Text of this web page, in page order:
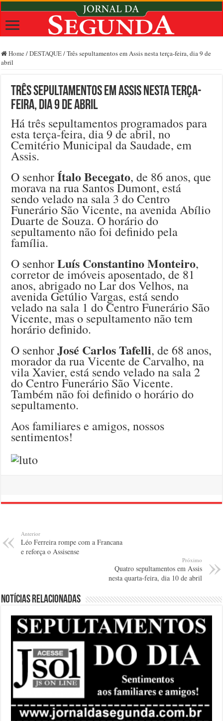
Home /DESTAQUE/Três sepultamentos em Assis nesta terça-feira, dia 9 de
abril
Três sepultamentos em Assis nesta terça-
feira, dia 9 de abril
Há três sepultamentos programados para
esta terça-feira, dia 9 de abril, no
Cemitério Municipal da Saudade, em
Assis.
O senhorÍtalo Becegato, de 86 anos, que
morava na rua Santos Dumont, está
sendo velado na sala 3 do Centro
Funerário São Vicente, na avenida Abílio
Duarte de Souza. O horário do
sepultamento não foi definido pela
família.
O senhorLuís Constantino Monteiro,
corretor de imóveis aposentado, de 81
anos, abrigado no Lar dos Velhos, na
avenida Getúlio Vargas, está sendo
velado na sala 1 do Centro Funerário São
Vicente, mas o sepultamento não tem
horário definido.
O senhorJosé Carlos Tafelli, de 68 anos,
morador da rua Vicente de Carvalho, na
vila Xavier, está sendo velado na sala 2
do Centro Funerário São Vicente.
Também não foi definido o horário do
sepultamento.
Aos familiares e amigos, nossos
sentimentos!
Anterior
Léo Ferreira rompe com a Francana
e reforça o Assisense
Próximo
Quatro sepultamentos em Assis
nesta quarta-feira, dia 10 de abril
Notícias relacionadas